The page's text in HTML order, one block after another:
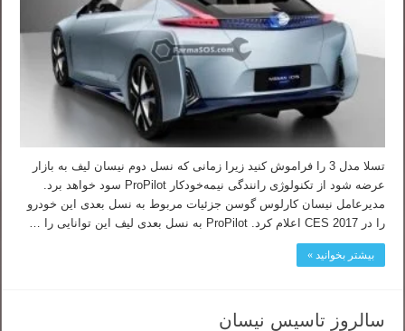
تسلا مدل 3 را فراموش کنید زیرا زمانی که نسل دوم نیسان لیف به بازار
عرضه شود از تکنولوژی رانندگی نیمه‌خودکار ProPilot سود خواهد برد.
مدیرعامل نیسان کارلوس گوسن جزئیات مربوط به نسل بعدی این خودرو
را در CES 2017 اعلام کرد. ProPilot به نسل بعدی لیف این توانایی را …
بیشتر بخوانید »
سالروز تاسیس نیسان